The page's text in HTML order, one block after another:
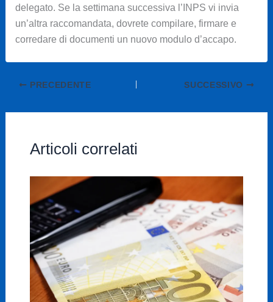
delegato. Se la settimana successiva l’INPS vi invia
un’altra raccomandata, dovrete compilare, firmare e
corredare di documenti un nuovo modulo d’accapo.
PRECEDENTE SUCCESSIVO
Articoli correlati